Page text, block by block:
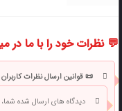
💬 نظرات خود را با ما در
📜 قوانین ارسال نظرات کاربران
دیدگاه های ارسال شده